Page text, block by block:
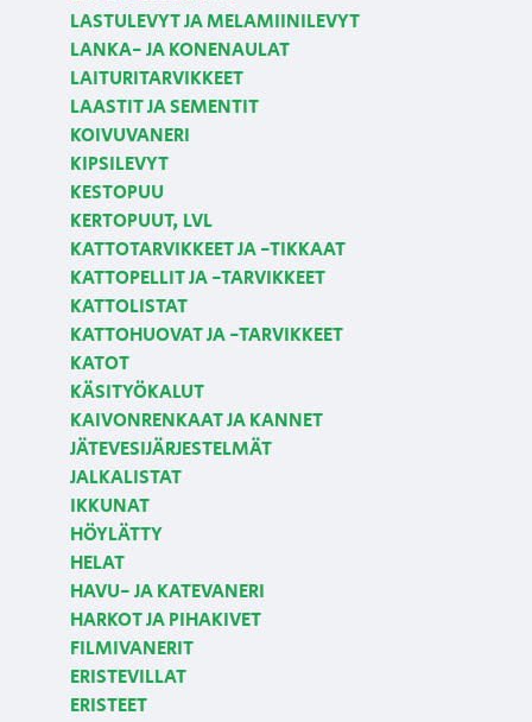
LASTULEVYT JA MELAMIINILEVYT
LANKA- JA KONENAULAT
LAITURITARVIKKEET
LAASTIT JA SEMENTIT
KOIVUVANERI
KIPSILEVYT
KESTOPUU
KERTOPUUT, LVL
KATTOTARVIKKEET JA -TIKKAAT
KATTOPELLIT JA -TARVIKKEET
KATTOLISTAT
KATTOHUOVAT JA -TARVIKKEET
KATOT
KÄSITYÖKALUT
KAIVONRENKAAT JA KANNET
JÄTEVESIJÄRJESTELMÄT
JALKALISTAT
IKKUNAT
HÖYLÄTTY
HELAT
HAVU- JA KATEVANERI
HARKOT JA PIHAKIVET
FILMIVANERIT
ERISTEVILLAT
ERISTEET